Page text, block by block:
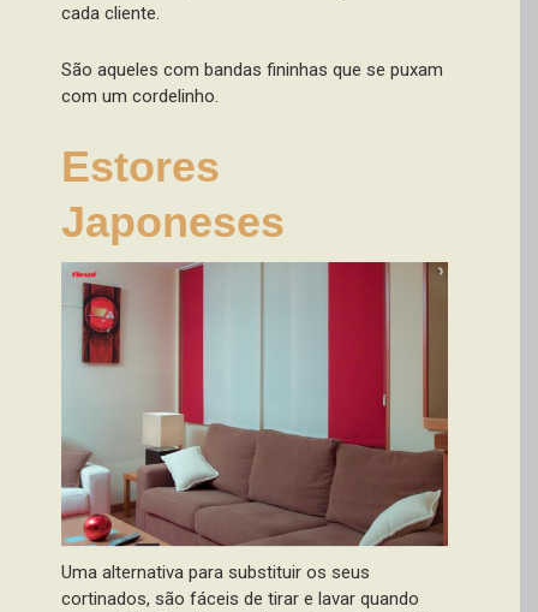
cada cliente.
São aqueles com bandas fininhas que se puxam
com um cordelinho.
Estores
Japoneses
Uma alternativa para substituir os seus
cortinados, são fáceis de tirar e lavar quando